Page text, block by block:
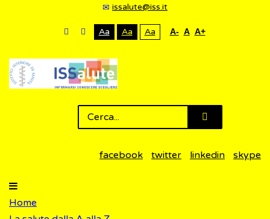
issalute@iss.it
Aa Aa Aa A- A A+
facebook twitter linkedin skype
Home